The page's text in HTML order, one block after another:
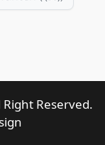
Reserved.